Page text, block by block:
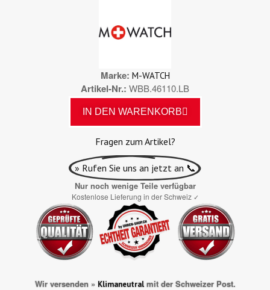
Marke M-WATCH
Artikel-Nr. WBB.46110.LB
IN DEN WARENKORB
Fragen zum Artikel?
» Rufen Sie uns an jetzt an 📞
Nur noch wenige Teile verfügbar
Kostenlose Lieferung in der Schweiz ✓
Wir versenden » Klimaneutralmit der Schweizer Post.